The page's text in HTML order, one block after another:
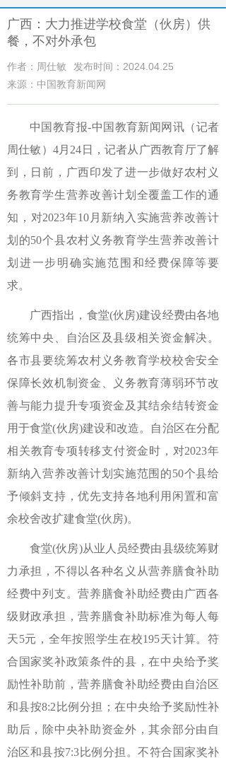
广西：大力推进学校食堂（伙房）供
餐，不对外承包
作者：周仕敏
发布时间：2024.04.25
来源：中国教育新闻网
中国教育报-中国教育新闻网 讯（记者
周仕敏）4月24日，记者从广西教育厅了解
到，日前，广西印发了进一步做好农村义
务教育学生营养改善计划全覆盖工作的通
知，对2023年10月新纳入实施营养改善计
划的50个县农村义务教育学生营养改善计
划进一步明确实施范围和经费保障等要
求。
广西指出，食堂(伙房)建设经费由各地
统筹中央、自治区及县级相关资金解决。
各市县要统筹农村义务教育学校校舍安全
保障长效机制资金、义务教育薄弱环节改
善与能力提升专项资金及其结余结转资金
用于食堂(伙房)建设和改造。自治区在分配
相关教育专项转移支付资金时，对2023年
新纳入营养改善计划实施范围的50个县给
予倾斜支持，优先支持各地利用闲置和富
余校舍改扩建食堂(伙房)。
食堂(伙房)从业人员经费由县级统筹财
力承担，不得以各种名义从营养膳食补助
经费中列支。营养膳食补助经费由广西各
级财政承担，营养膳食补助标准为每人每
天5元，全年按照学生在校195天计算。符
合国家奖补政策条件的县，在中央给予奖
励性补助前，营养膳食补助经费由自治区
和县按8:2比例分担；在中央给予奖励性补
助后，除中央补助资金外，其余部分由自
治区和县按7:3比例分担。不符合国家奖补